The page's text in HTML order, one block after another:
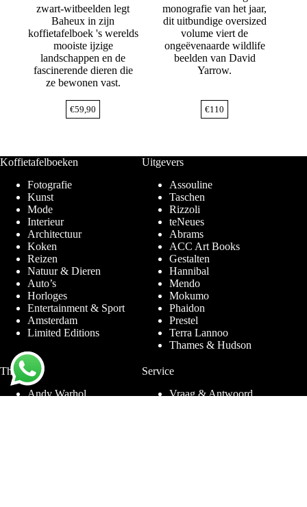
zwart-witbeelden legt
Baheux in zijn
koffietafelboek 's werelds
mooiste ijzige
landschappen en de
fascinerende dieren die
ze bewonen vast.
€59,90
monografie van het jaar,
dit uitbundige oversized
volume viert de
ongeëvenaarde wildlife
beelden van David
Yarrow.
€110
Koffietafelboeken
Fotografie
Kunst
Mode
Interieur
Architectuur
Koken
Reizen
Natuur & Dieren
Auto’s
Horloges
Entertainment & Sport
Amsterdam
Limited Editions
Uitgevers
Assouline
Taschen
Rizzoli
teNeues
Abrams
ACC Art Books
Gestalten
Hannibal
Mendo
Mokumo
Phaidon
Prestel
Terra Lannoo
Thames & Hudson
Thema’s
Andy Warhol
Service
Vraag & Antwoord